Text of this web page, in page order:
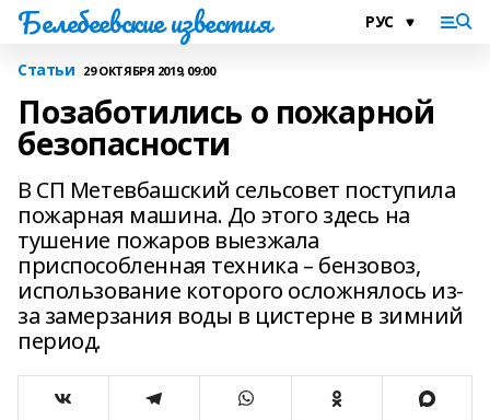
Белебеевские известия
Статьи 29 ОКТЯБРЯ 2019, 09:00
Позаботились о пожарной
безопасности
В CП Метевбашcкий сельсовет поступила
пожарная машина. До этого здесь на
тушение пожаров выезжала
приспособленная техника – бензовоз,
использование которого осложнялось из-
за замерзания воды в цистерне в зимний
период.